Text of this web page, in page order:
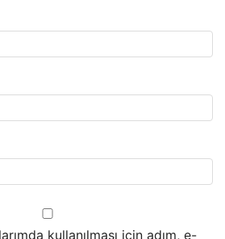
kullanılması için adım, e-